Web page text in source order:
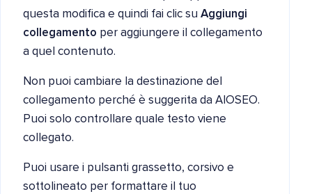
questa modifica e quindi fai clic su Aggiungi
collegamento per aggiungere il collegamento
a quel contenuto.
Non puoi cambiare la destinazione del
collegamento perché è suggerita da AIOSEO.
Puoi solo controllare quale testo viene
collegato.
Puoi usare i pulsanti grassetto, corsivo e
sottolineato per formattare il tuo